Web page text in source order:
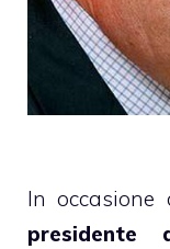
In occasione